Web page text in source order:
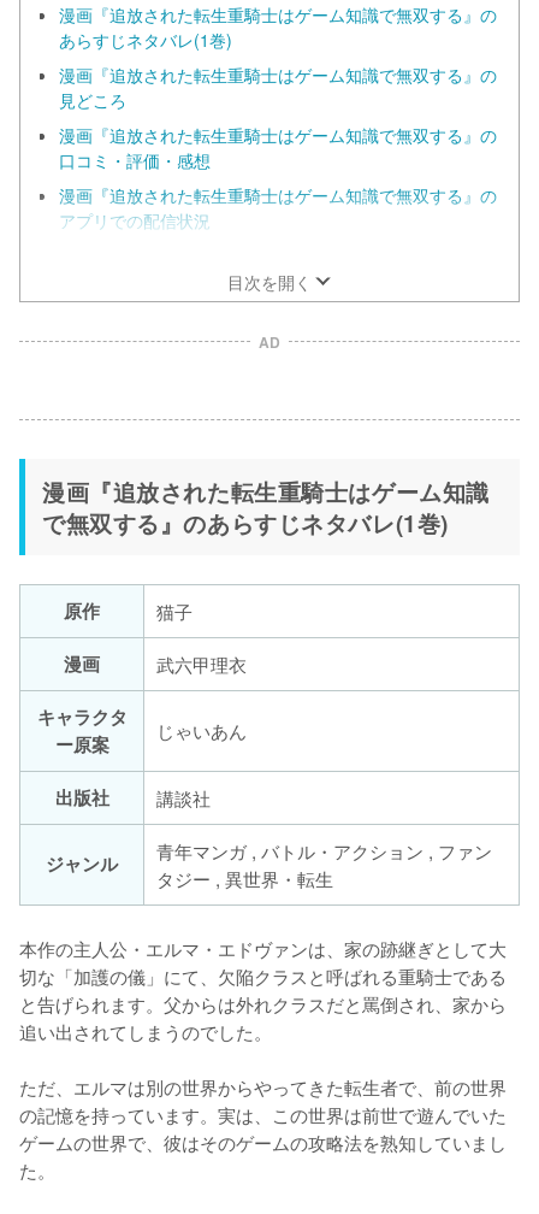
漫画『追放された転生重騎士はゲーム知識で無双する』の
あらすじネタバレ(1巻)
漫画『追放された転生重騎士はゲーム知識で無双する』の
見どころ
漫画『追放された転生重騎士はゲーム知識で無双する』の
口コミ・評価・感想
漫画『追放された転生重騎士はゲーム知識で無双する』の
アプリでの配信状況
目次を開く
AD
漫画『追放された転生重騎士はゲーム知識
で無双する』のあらすじネタバレ(1巻)
原作
猫子
漫画
武六甲理衣
キャラクタ
ー原案
じゃいあん
出版社 講談社
ジャンル
青年マンガ , バトル・アクション , ファン
タジー , 異世界・転生
本作の主人公・エルマ・エドヴァンは、家の跡継ぎとして大
切な「加護の儀」にて、欠陥クラスと呼ばれる重騎士である
と告げられます。父からは外れクラスだと罵倒され、家から
追い出されてしまうのでした。
ただ、エルマは別の世界からやってきた転生者で、前の世界
の記憶を持っています。実は、この世界は前世で遊んでいた
ゲームの世界で、彼はそのゲームの攻略法を熟知していまし
た。